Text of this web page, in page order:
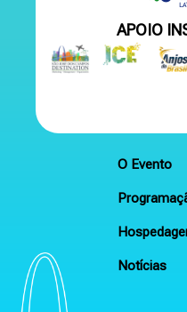
APOIO
O Evento
Notícias